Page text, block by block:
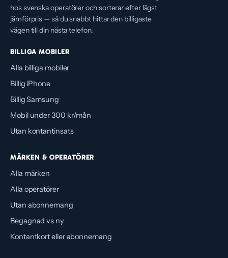
hos svenska operatörer och sorterar efter lägst
jämförpris — så du snabbt hittar den billigaste
vägen till din nästa telefon.
BILLIGA MOBILER
Alla billiga mobiler
Billig iPhone
Billig Samsung
Mobil under 300 kr/mån
Utan kontantinsats
MÄRKEN & OPERATÖRER
Alla märken
Alla operatörer
Utan abonnemang
Begagnad vs ny
Kontantkort eller abonnemang